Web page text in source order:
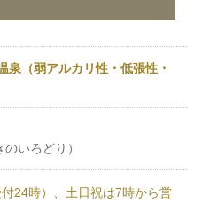
泉（弱アルカリ性・低張性・
いろどり）
24時）、土日祝は7時から営